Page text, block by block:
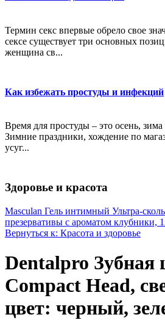
Термин секс впервые обрело свое
сексе существует три основных
женщина св...
Как избежать простуды и инфекций
Время для простуды – это осень, зима
Зимние праздники, хождение по
усуг...
Здоровье и красота
Masculan Гель интимный Ультра-
презервативы с ароматом клубники,
Вернуться к: Красота и здоровье
Dentalpro Зубная
Compact Head,
цвет: черный,